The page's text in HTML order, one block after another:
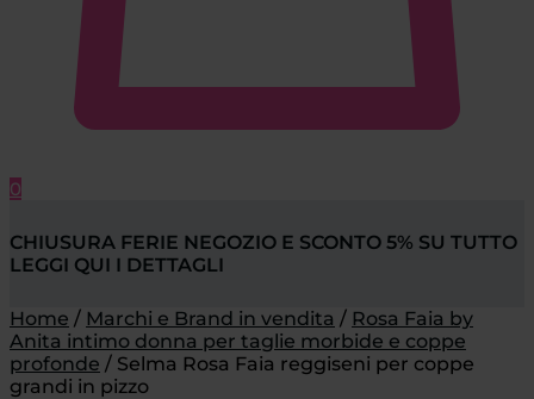
0
CHIUSURA FERIE NEGOZIO E SCONTO 5% SU TUTTO
LEGGI QUI I DETTAGLI
Home / Marchi e Brand in vendita / Rosa Faia by
Anita intimo donna per taglie morbide e coppe
profonde / Selma Rosa Faia reggiseni per coppe
grandi in pizzo